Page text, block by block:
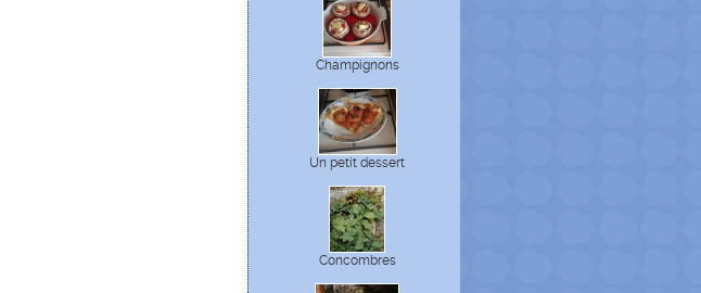
Champignons
Un petit dessert
Concombres